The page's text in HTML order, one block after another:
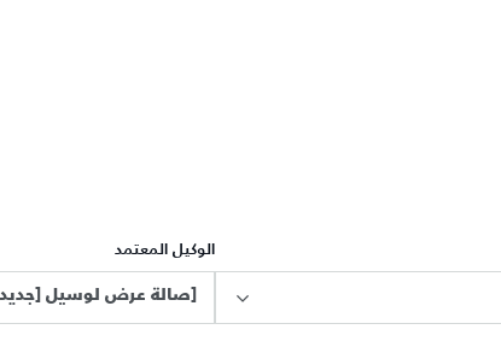
الوكيل المعتمد
[صالة عرض لوسيل